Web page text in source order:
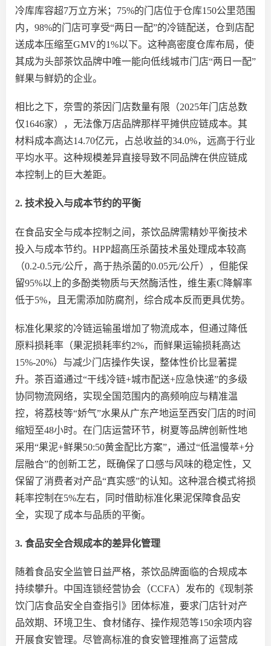
冷库库容超7万立方米；75%的门店位于仓库150公里范围
内，98%的门店可享受“两日一配”的冷链配送，仓到店配
送成本压缩至GMV的1%以下。这种高密度仓库布局，使
其成为头部茶饮品牌中唯一能向低线城市门店“两日一配”
鲜果与鲜奶的企业。
相比之下，奈雪的茶因门店数量有限（2025年门店总数
仅1646家），无法像万店品牌那样平摊供应链成本。其
材料成本高达14.70亿元，占总收益的34.0%，远高于行业
平均水平。这种规模差异直接导致不同品牌在供应链成
本控制上的巨大差距。
2. 技术投入与成本节约的平衡
在食品安全与成本控制之间，茶饮品牌需精妙平衡技术
投入与成本节约。 HPP超高压杀菌技术虽处理成本较高
（0.2-0.5元/公斤，高于热杀菌的0.05元/公斤），但能保
留95%以上的多酚类物质与天然酶活性，维生素C降解率
低于5%，且无需添加防腐剂，综合成本反而更具优势。
标准化果浆的冷链运输虽增加了物流成本，但通过降低
原料损耗率（果泥损耗率约2%，而鲜果运输损耗高达
15%-20%）与减少门店操作失误，整体性价比显著提
升。茶百道通过“干线冷链+城市配送+应急快递”的多级
协同物流网络，实现全国范围内的高频响应与精准温
控，将荔枝等“娇气”水果从广东产地运至西安门店的时间
缩短至48小时。在门店运营环节，树夏等品牌创新性地
采用“果泥+鲜果50:50黄金配比方案”，通过“低温慢萃+分
层融合”的创新工艺，既确保了口感与风味的稳定性，又
保留了消费者对产品“真实感”的认知。这种混合模式将损
耗率控制在5%左右，同时借助标准化果泥保障食品安
全，实现了成本与品质的平衡。
3. 食品安全合规成本的差异化管理
随着食品安全监管日益严格，茶饮品牌面临的合规成本
持续攀升。中国连锁经营协会（CCFA）发布的《现制茶
饮门店食品安全自查指引》团体标准，要求门店针对产
品效期、环境卫生、食材储存、操作规范等150余项内容
开展食安管理。尽管高标准的食安管理推高了运营成